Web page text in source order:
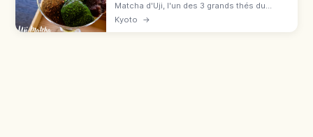
Matcha d'Uji, l'un des 3 grands thés du
Japon depuis 1191. Cueillette, parfaits, sites
UNESCO Byōdō-in et Ujigami : guide autour
Kyoto →